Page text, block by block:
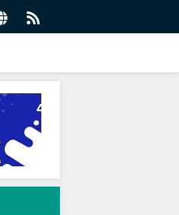
önüne geçti